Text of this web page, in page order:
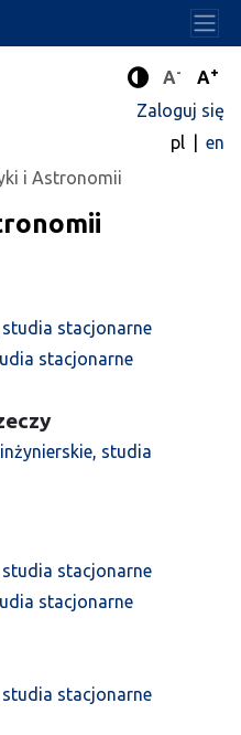
Tryb
A- A+
Zaloguj się
pl
en
i Astronomii
stacjonarne
stacjonarne
studia
stacjonarne
stacjonarne
stacjonarne